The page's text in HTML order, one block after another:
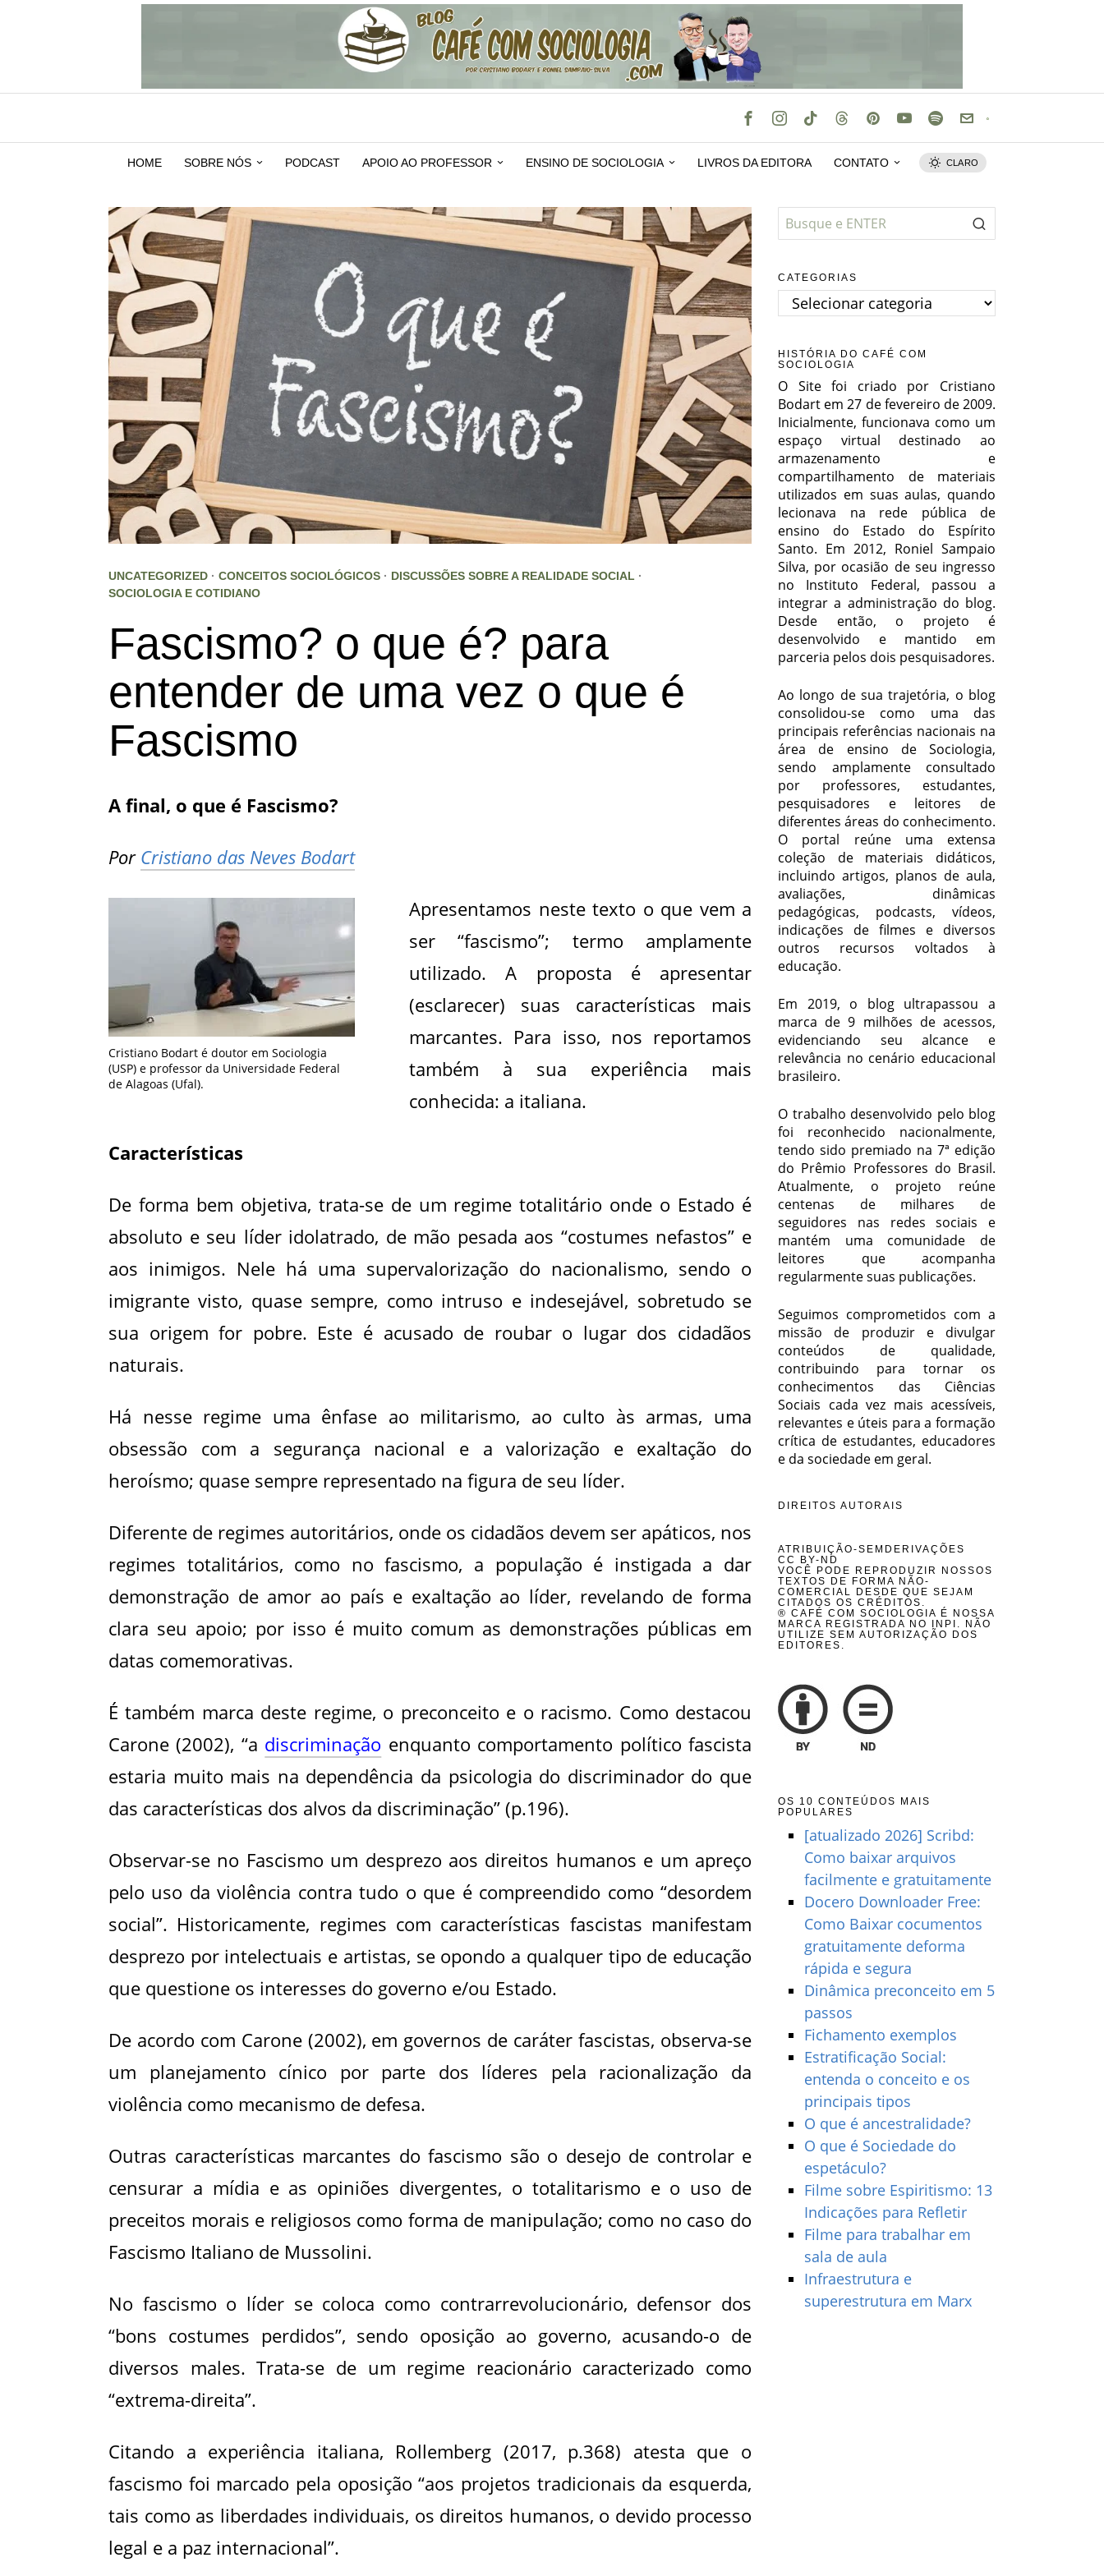
HOME SOBRE NÓS PODCAST APOIO AO PROFESSOR ENSINO DE SOCIOLOGIA LIVROS DA EDITORA CONTATO CLARO
UNCATEGORIZED · CONCEITOS SOCIOLÓGICOS · DISCUSSÕES SOBRE A REALIDADE SOCIAL ·
SOCIOLOGIA E COTIDIANO
Fascismo? o que é? para
entender de uma vez o que é
Fascismo
A final, o que é Fascismo?
Por Cristiano das Neves Bodart
Cristiano Bodart é doutor em Sociologia
(USP) e professor da Universidade Federal
de Alagoas (Ufal).
Apresentamos neste texto o que vem a
ser “fascismo”; termo amplamente
utilizado. A proposta é apresentar
(esclarecer) suas características mais
marcantes. Para isso, nos reportamos
também à sua experiência mais
conhecida: a italiana.
Características
De forma bem objetiva, trata-se de um regime totalitário onde o Estado é
absoluto e seu líder idolatrado, de mão pesada aos “costumes nefastos” e
aos inimigos. Nele há uma supervalorização do nacionalismo, sendo o
imigrante visto, quase sempre, como intruso e indesejável, sobretudo se
sua origem for pobre. Este é acusado de roubar o lugar dos cidadãos
naturais.
Há nesse regime uma ênfase ao militarismo, ao culto às armas, uma
obsessão com a segurança nacional e a valorização e exaltação do
heroísmo; quase sempre representado na figura de seu líder.
Diferente de regimes autoritários, onde os cidadãos devem ser apáticos, nos
regimes totalitários, como no fascismo, a população é instigada a dar
demonstração de amor ao país e exaltação ao líder, revelando de forma
clara seu apoio; por isso é muito comum as demonstrações públicas em
datas comemorativas.
É também marca deste regime, o preconceito e o racismo. Como destacou
Carone (2002), “a discriminação enquanto comportamento político fascista
estaria muito mais na dependência da psicologia do discriminador do que
das características dos alvos da discriminação” (p.196).
Observar-se no Fascismo um desprezo aos direitos humanos e um apreço
pelo uso da violência contra tudo o que é compreendido como “desordem
social”. Historicamente, regimes com características fascistas manifestam
desprezo por intelectuais e artistas, se opondo a qualquer tipo de educação
que questione os interesses do governo e/ou Estado.
De acordo com Carone (2002), em governos de caráter fascistas, observa-se
um planejamento cínico por parte dos líderes pela racionalização da
violência como mecanismo de defesa.
Outras características marcantes do fascismo são o desejo de controlar e
censurar a mídia e as opiniões divergentes, o totalitarismo e o uso de
preceitos morais e religiosos como forma de manipulação; como no caso do
Fascismo Italiano de Mussolini.
No fascismo o líder se coloca como contrarrevolucionário, defensor dos
“bons costumes perdidos”, sendo oposição ao governo, acusando-o de
diversos males. Trata-se de um regime reacionário caracterizado como
“extrema-direita”.
Citando a experiência italiana, Rollemberg (2017, p.368) atesta que o
fascismo foi marcado pela oposição “aos projetos tradicionais da esquerda,
tais como as liberdades individuais, os direitos humanos, o devido processo
legal e a paz internacional”.
CATEGORIAS
Categorias
HISTÓRIA DO CAFÉ COM
SOCIOLOGIA
O Site foi criado por Cristiano
Bodart em 27 de fevereiro de 2009.
Inicialmente, funcionava como um
espaço virtual destinado ao
armazenamento e
compartilhamento de materiais
utilizados em suas aulas, quando
lecionava na rede pública de
ensino do Estado do Espírito
Santo. Em 2012, Roniel Sampaio
Silva, por ocasião de seu ingresso
no Instituto Federal, passou a
integrar a administração do blog.
Desde então, o projeto é
desenvolvido e mantido em
parceria pelos dois pesquisadores.
Ao longo de sua trajetória, o blog
consolidou-se como uma das
principais referências nacionais na
área de ensino de Sociologia,
sendo amplamente consultado
por professores, estudantes,
pesquisadores e leitores de
diferentes áreas do conhecimento.
O portal reúne uma extensa
coleção de materiais didáticos,
incluindo artigos, planos de aula,
avaliações, dinâmicas
pedagógicas, podcasts, vídeos,
indicações de filmes e diversos
outros recursos voltados à
educação.
Em 2019, o blog ultrapassou a
marca de 9 milhões de acessos,
evidenciando seu alcance e
relevância no cenário educacional
brasileiro.
O trabalho desenvolvido pelo blog
foi reconhecido nacionalmente,
tendo sido premiado na 7ª edição
do Prêmio Professores do Brasil.
Atualmente, o projeto reúne
centenas de milhares de
seguidores nas redes sociais e
mantém uma comunidade de
leitores que acompanha
regularmente suas publicações.
Seguimos comprometidos com a
missão de produzir e divulgar
conteúdos de qualidade,
contribuindo para tornar os
conhecimentos das Ciências
Sociais cada vez mais acessíveis,
relevantes e úteis para a formação
crítica de estudantes, educadores
e da sociedade em geral.
DIREITOS AUTORAIS
ATRIBUIÇÃO-SEMDERIVAÇÕES
CC BY-ND
VOCÊ PODE REPRODUZIR NOSSOS
TEXTOS DE FORMA NÃO-
COMERCIAL DESDE QUE SEJAM
CITADOS OS CRÉDITOS.
® CAFÉ COM SOCIOLOGIA É NOSSA
MARCA REGISTRADA NO INPI. NÃO
UTILIZE SEM AUTORIZAÇÃO DOS
EDITORES.
OS 10 CONTEÚDOS MAIS
POPULARES
[atualizado 2026] Scribd:
Como baixar arquivos
facilmente e gratuitamente
Docero Downloader Free:
Como Baixar cocumentos
gratuitamente deforma
rápida e segura
Dinâmica preconceito em 5
passos
Fichamento exemplos
Estratificação Social:
entenda o conceito e os
principais tipos
O que é ancestralidade?
O que é Sociedade do
espetáculo?
Filme sobre Espiritismo: 13
Indicações para Refletir
Filme para trabalhar em
sala de aula
Infraestrutura e
superestrutura em Marx